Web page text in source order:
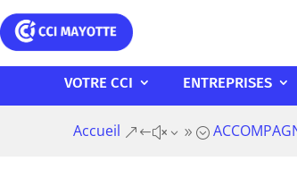
VOTRE CCI ENTREPRISES
Accueil &#x39;